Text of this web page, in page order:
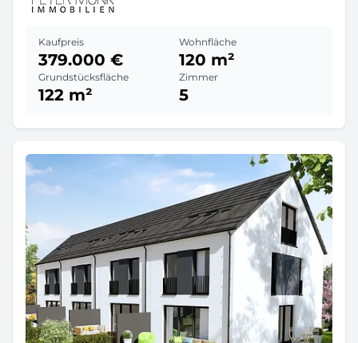
Kaufpreis
379.000 €
Wohnfläche
120 m²
Grundstücksfläche
122 m²
Zimmer
5